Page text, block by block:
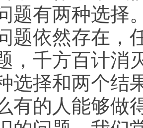
题有两种选择
题依然存在，
，千方百计消
选择和两个结
有的人能够做